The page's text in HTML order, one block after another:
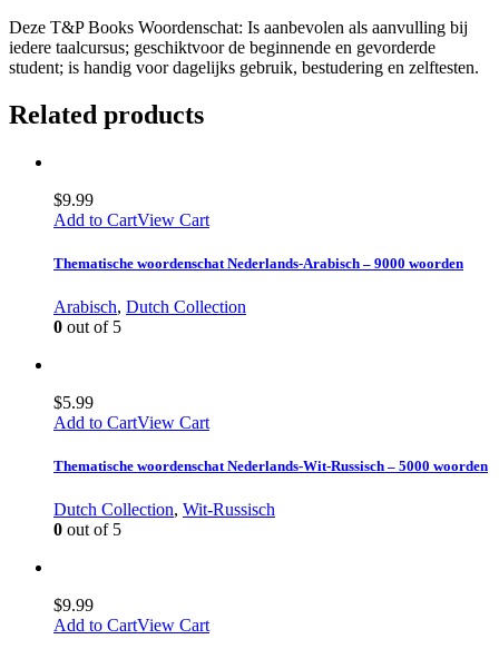
Deze T&P Books Woordenschat: Is aanbevolen als aanvulling bij
iedere taalcursus; geschiktvoor de beginnende en gevorderde
student; is handig voor dagelijks gebruik, bestudering en zelftesten.
Related products
$9.99
Add to CartView Cart
Thematische woordenschat Nederlands-Arabisch – 9000 woorden
Arabisch, Dutch Collection
0 out of 5
$5.99
Add to CartView Cart
Thematische woordenschat Nederlands-Wit-Russisch – 5000 woorden
Dutch Collection, Wit-Russisch
0 out of 5
$9.99
Add to CartView Cart